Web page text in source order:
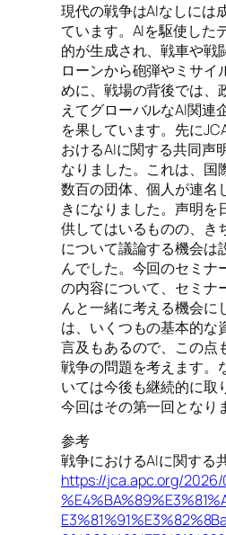
現代の戦争はAIなしには
ています。AIを駆使した
的が生成され、戦車や戦
ローンから砲弾やミサイ
めに、戦場の背後では、
えてグローバルなAI関連
を果しています。先に
おけるAIに関する共同声
なりました。これは、国
数百の団体、個人が連名
きになりました。声明を
供してはいるものの、き
について議論する機会は
んでした。今回のセミナ
の内容について、セミナ
んと一緒に考える機会に
は、いくつもの基本的な
言及もあるので、この点
戦争の問題を考えます。
いては今後も継続的に取
今回はその第一回となり
参考
戦争におけるAIに関する
https://jca.apc.org/